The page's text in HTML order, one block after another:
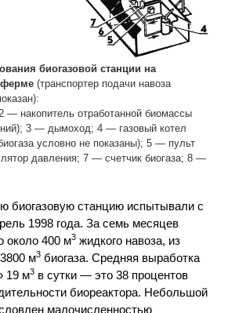
биогазовой станции на
(транспортер подачи навоза
накопитель отработанной биомассы
3 — дымоход; 4 — газовый котел
условно не показаны); 5 — пульт
давления; 7 — счетчик биогаза; 8 —
биогазовую станцию испытывали с
1998 года. За семь месяцев
около 400 м3 жидкого навоза, из
м3 биогаза. Средняя выработка
19 м3 в сутки — это 38 процентов
биореактора. Небольшой
малочисленностью